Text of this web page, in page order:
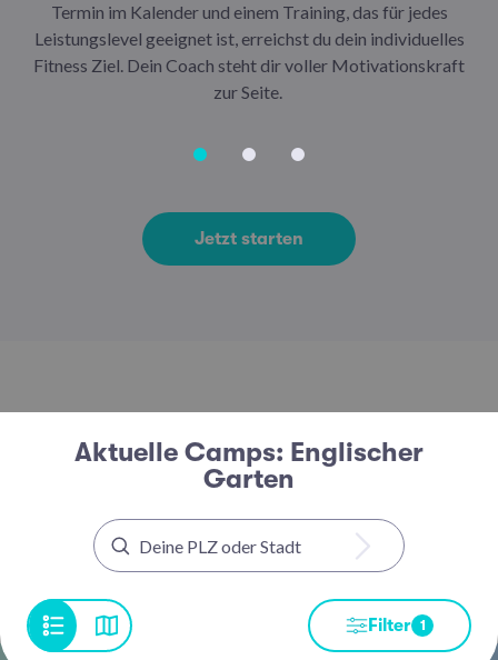
Termin im Kalender und einem Training, das für jedes
Leistungslevel geeignet ist, erreichst du dein individuelles
Fitness Ziel. Dein Coach steht dir voller Motivationskraft
zur Seite.
Jetzt starten
Aktuelle Camps: Englischer
Garten
Filter 1